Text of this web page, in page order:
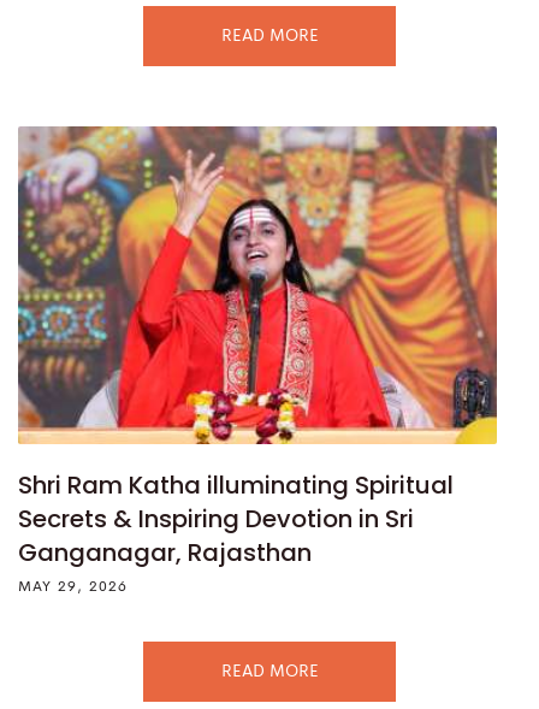
READ MORE
Shri Ram Katha illuminating Spiritual
Secrets & Inspiring Devotion in Sri
Ganganagar, Rajasthan
MAY 29, 2026
READ MORE